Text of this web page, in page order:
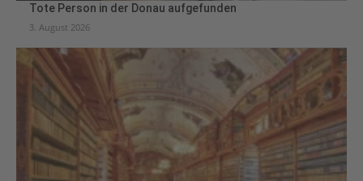
Tote Person in der Donau aufgefunden
3. August 2026